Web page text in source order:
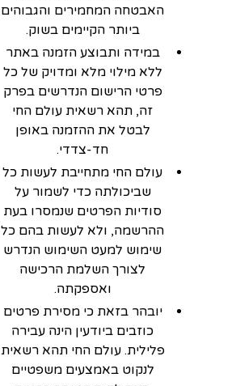
האבטחה המחמירים והגבוהים
ביותר הקיימים בשוק.
במידה ותבוצע הזמנה באתר
ללא מילוי מלא ומדויק של כל
פרטי הרישום הנדרשים בפרק
זה, תהא רשאית עולם החי
לבטל את ההזמנה באופן
חד-צדדי.
עולם החי מתחייבת לעשות כל
שביכולתה כדי לשמור על
סודיות הפרטים שנמסרו בעת
ההרשמה, ולא לעשות בהם כל
שימוש למעט השימוש הנדרש
לצורך השלמת הרכישה
ואספקתה.
יובהר בזאת כי מסירת פרטים
כוזבים ביודעין הינה עבירה
פלילית. עולם החי תהא רשאית
לנקוט באמצעים משפטיים